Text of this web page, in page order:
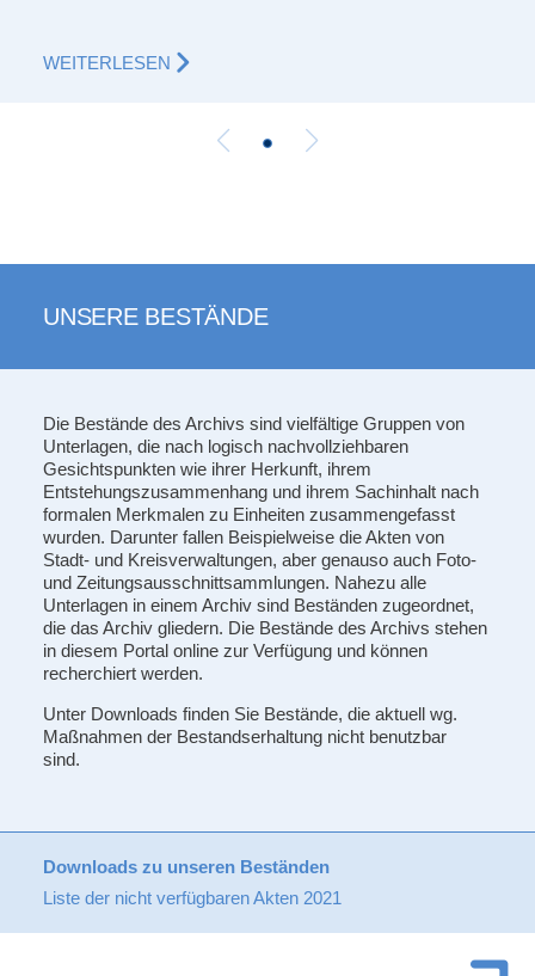
WEITERLESEN
UNSERE BESTÄNDE
Die Bestände des Archivs sind vielfältige Gruppen von
Unterlagen, die nach logisch nachvollziehbaren
Gesichtspunkten wie ihrer Herkunft, ihrem
Entstehungszusammenhang und ihrem Sachinhalt nach
formalen Merkmalen zu Einheiten zusammengefasst
wurden. Darunter fallen Beispielweise die Akten von
Stadt- und Kreisverwaltungen, aber genauso auch Foto-
und Zeitungsausschnittsammlungen. Nahezu alle
Unterlagen in einem Archiv sind Beständen zugeordnet,
die das Archiv gliedern. Die Bestände des Archivs stehen
in diesem Portal online zur Verfügung und können
recherchiert werden.
Unter Downloads finden Sie Bestände, die aktuell wg.
Maßnahmen der Bestandserhaltung nicht benutzbar
sind.
Downloads zu unseren Beständen
Liste der nicht verfügbaren Akten 2021